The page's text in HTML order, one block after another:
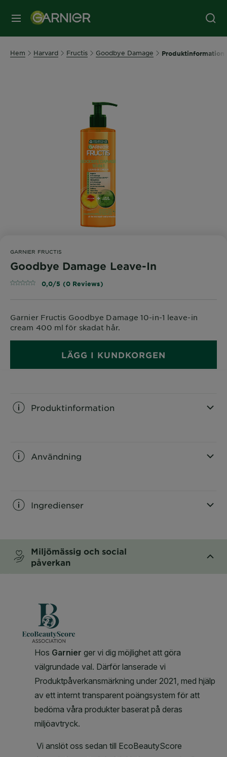
MENY
Hem Harvard Fructis Goodbye Damage Produktinformation
GARNIER FRUCTIS
Goodbye Damage Leave-In
0,0/5 (0 Reviews)
Garnier Fructis Goodbye Damage 10-in-1 leave-in
cream 400 ml för skadat hår.
LÄGG I KUNDKORGEN
Produktinformation
Användning
Ingredienser
Miljömässig och social
påverkan